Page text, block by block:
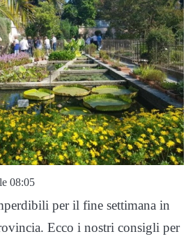
08:05
per il fine settimana in
Ecco i nostri consigli per